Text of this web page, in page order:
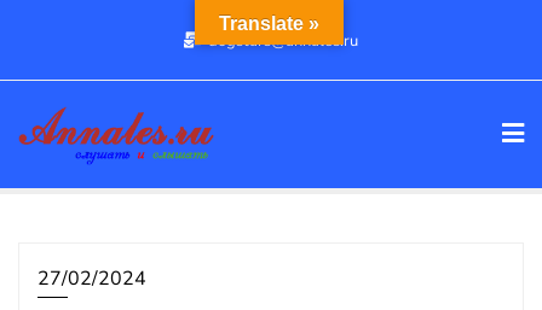
dogstars@annales.ru
27/02/2024
Translate »